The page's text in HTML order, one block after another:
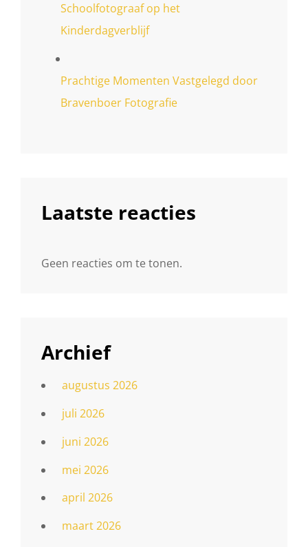
Schoolfotograaf op het
Kinderdagverblijf
Prachtige Momenten Vastgelegd door
Bravenboer Fotografie
Laatste reacties
Geen reacties om te tonen.
Archief
augustus 2026
juli 2026
juni 2026
mei 2026
april 2026
maart 2026